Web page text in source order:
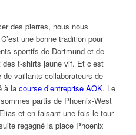
des pierres, nous nous
une bonne tradition pour
sportifs de Dortmund et de
t-shirts jaune vif. Et c’est
de vaillants collaborateurs de
à la course d’entreprise AOK. Le
partis de Phoenix-West
et en faisant une fois le tour
regagné la place Phoenix